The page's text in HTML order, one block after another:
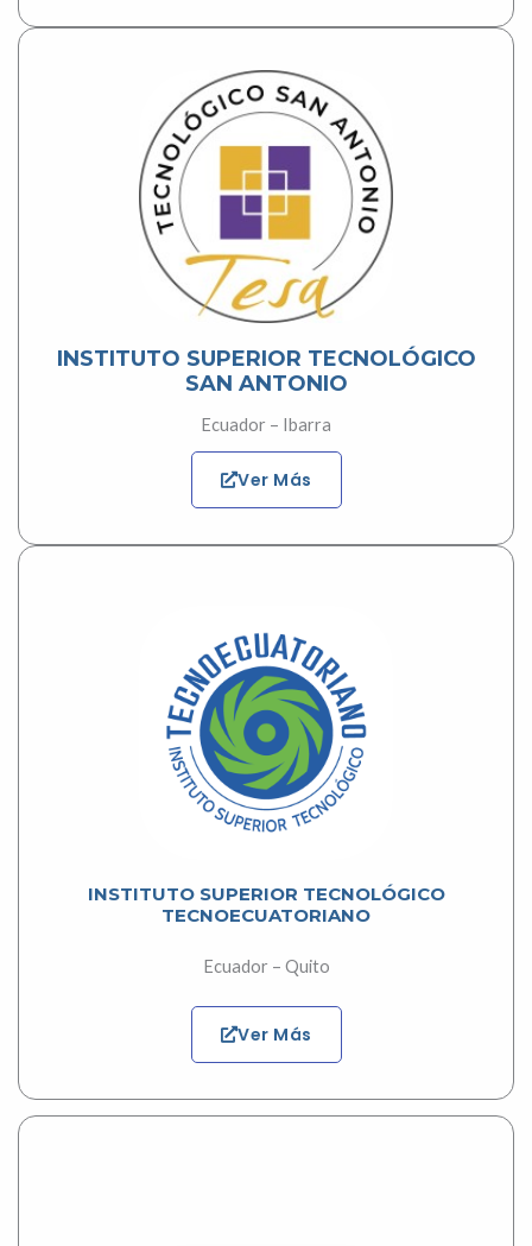
INSTITUTO SUPERIOR TECNOLÓGICO
SAN ANTONIO
Ecuador – Ibarra
Ver Más
INSTITUTO SUPERIOR TECNOLÓGICO
TECNOECUATORIANO
Ecuador – Quito
Ver Más